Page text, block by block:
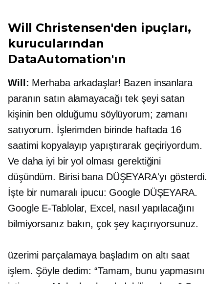
Will Christensen'den ipuçları,
kurucularından
DataAutomation'ın
Will: Merhaba arkadaşlar! Bazen insanlara
paranın satın alamayacağı tek şeyi satan
kişinin ben olduğumu söylüyorum; zamanı
satıyorum. İşlerimden birinde haftada 16
saatimi kopyalayıp yapıştırarak geçiriyordum.
Ve daha iyi bir yol olması gerektiğini
düşündüm. Birisi bana DÜŞEYARA'yı gösterdi.
İşte bir numaralı ipucu: Google DÜŞEYARA.
Google E-Tablolar, Excel, nasıl yapılacağını
bilmiyorsanız bakın, çok şey kaçırıyorsunuz.
üzerimi parçalamaya başladımon altı saat
işlem. Şöyle dedim: “Tamam, bunu yapmasını